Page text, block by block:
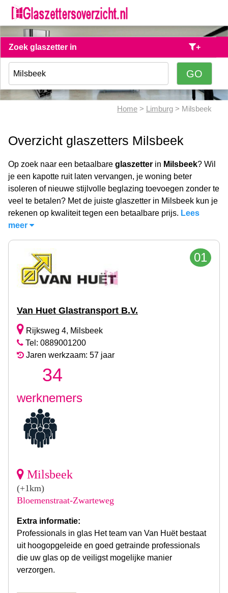
Zoek glaszetter in +
Home > Limburg > Milsbeek
Overzicht glaszetters Milsbeek
Op zoek naar een betaalbare glaszetter in Milsbeek? Wil
je een kapotte ruit laten vervangen, je woning beter
isoleren of nieuwe stijlvolle beglazing toevoegen zonder te
veel te betalen? Met de juiste glaszetter in Milsbeek kun je
rekenen op kwaliteit tegen een betaalbare prijs. Lees
meer
01
Van Huet Glastransport B.V.
Rijksweg 4, Milsbeek
Tel: 0889001200
Jaren werkzaam: 57 jaar
34
werknemers
Milsbeek
(+1km)
Bloemenstraat-Zwarteweg
Extra informatie:
Professionals in glas Het team van Van Huët bestaat
uit hoogopgeleide en goed getrainde professionals
die uw glas op de veiligst mogelijke manier
verzorgen.